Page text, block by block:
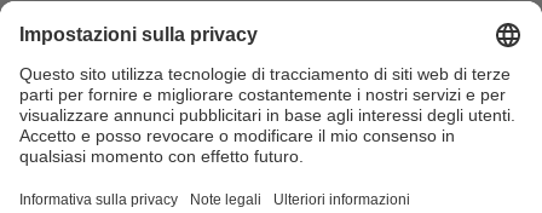
News & Agenda
FONDATION SUISA ↗